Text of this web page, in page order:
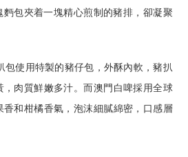
包夾着一塊精心煎制的豬排，卻凝聚
包使用特製的豬仔包，外酥內軟，豬扒
肉質鮮嫩多汁。而澳門白啤採用全球
和柑橘香氣，泡沫細膩綿密，口感層